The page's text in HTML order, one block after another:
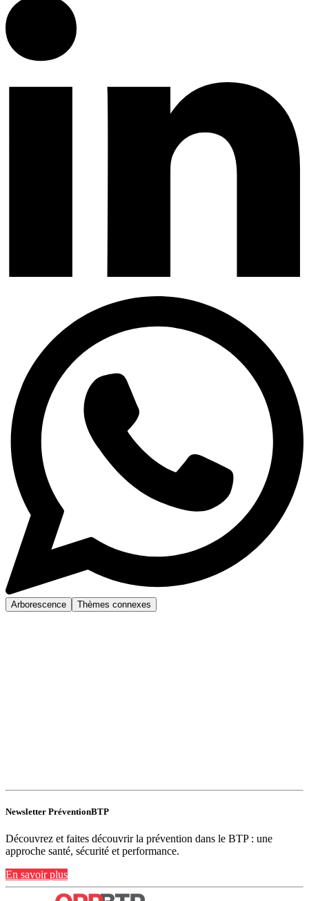
Arborescence Thèmes connexes
Newsletter PréventionBTP
Découvrez et faites découvrir la prévention dans le BTP : une
approche santé, sécurité et performance.
En savoir plus